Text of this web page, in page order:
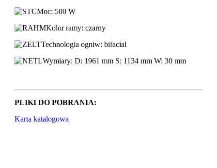
Moc: 500 W
Kolor ramy: czarny
Technologia ogniw: bifacial
Wymiary: D: 1961 mm S: 1134 mm W: 30 mm
PLIKI DO POBRANIA:
Karta katalogowa